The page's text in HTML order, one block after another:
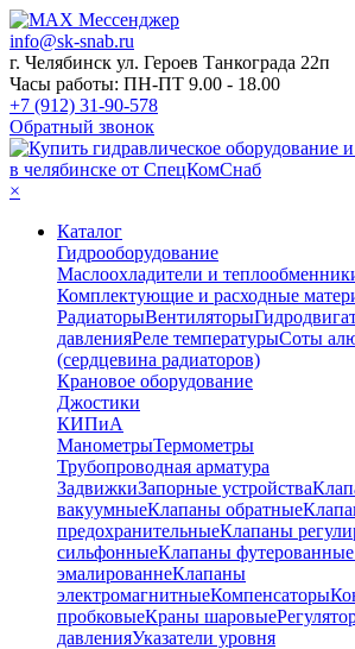
info@sk-snab.ru
г. Челябинск ул. Героев Танкограда 22п
Часы работы: ПН-ПТ 9.00 - 18.00
+7 (912) 31-90-578
Обратный звонок
×
Каталог
Гидрооборудование
Маслоохладители и
Комплектующие и расходные
РадиаторыВентиляторы
давленияРеле температурыСоты
(сердцевина радиаторов)
Крановое оборудование
Джостики
КИПиА
МанометрыТермометры
Трубопроводная арматура
ЗадвижкиЗапорные устройства
вакуумныеКлапаны обратные
предохранительныеКлапаны
сильфонныеКлапаны
эмалированнеКлапаны
электромагнитныеКомпенсаторы
пробковыеКраны шаровые
давленияУказатели уровня